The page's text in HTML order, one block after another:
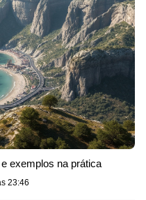
exemplos na prática
23:46